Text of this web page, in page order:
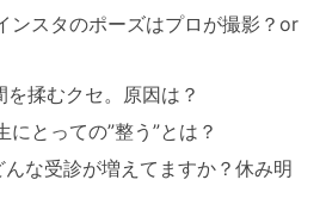
ンスタのポーズはプロが撮影？or
揉むクセ。原因は？
とっての”整う”とは？
な受診が増えてますか？休み明